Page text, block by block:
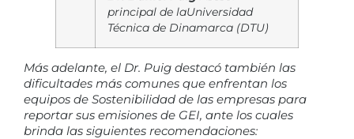
principal de laUniversidad
Técnica de Dinamarca (DTU)
Más adelante, el Dr. Puig destacó también las
dificultades más comunes que enfrentan los
equipos de Sostenibilidad de las empresas para
reportar sus emisiones de GEI, ante los cuales
brinda las siguientes recomendaciones: